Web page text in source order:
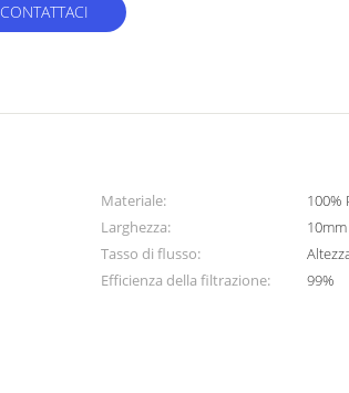
CONTATTACI
Materiale:
100%
Larghezza:
Tasso di flusso:
Efficienza della filtrazione:
99%